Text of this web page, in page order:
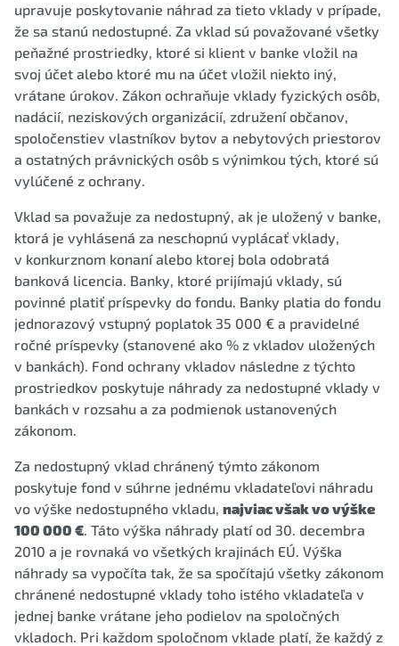
upravuje poskytovanie náhrad za tieto vklady v prípade,
že sa stanú nedostupné. Za vklad sú považované všetky
peňažné prostriedky, ktoré si klient v banke vložil na
svoj účet alebo ktoré mu na účet vložil niekto iný,
vrátane úrokov. Zákon ochraňuje vklady fyzických osôb,
nadácií, neziskových organizácií, združení občanov,
spoločenstiev vlastníkov bytov a nebytových priestorov
a ostatných právnických osôb s výnimkou tých, ktoré sú
vylúčené z ochrany.
Vklad sa považuje za nedostupný, ak je uložený v banke,
ktorá je vyhlásená za neschopnú vyplácať vklady,
v konkurznom konaní alebo ktorej bola odobratá
banková licencia. Banky, ktoré prijímajú vklady, sú
povinné platiť príspevky do fondu. Banky platia do fondu
jednorazový vstupný poplatok 35 000 € a pravidelné
ročné príspevky (stanovené ako % z vkladov uložených
v bankách). Fond ochrany vkladov následne z týchto
prostriedkov poskytuje náhrady za nedostupné vklady v
bankách v rozsahu a za podmienok ustanovených
zákonom.
Za nedostupný vklad chránený týmto zákonom
poskytuje fond v súhrne jednému vkladateľovi náhradu
vo výške nedostupného vkladu, najviac však vo výške
100 000 €. Táto výška náhrady platí od 30. decembra
2010 a je rovnaká vo všetkých krajinách EÚ. Výška
náhrady sa vypočíta tak, že sa spočítajú všetky zákonom
chránené nedostupné vklady toho istého vkladateľa v
jednej banke vrátane jeho podielov na spoločných
vkladoch. Pri každom spoločnom vklade platí, že každý z